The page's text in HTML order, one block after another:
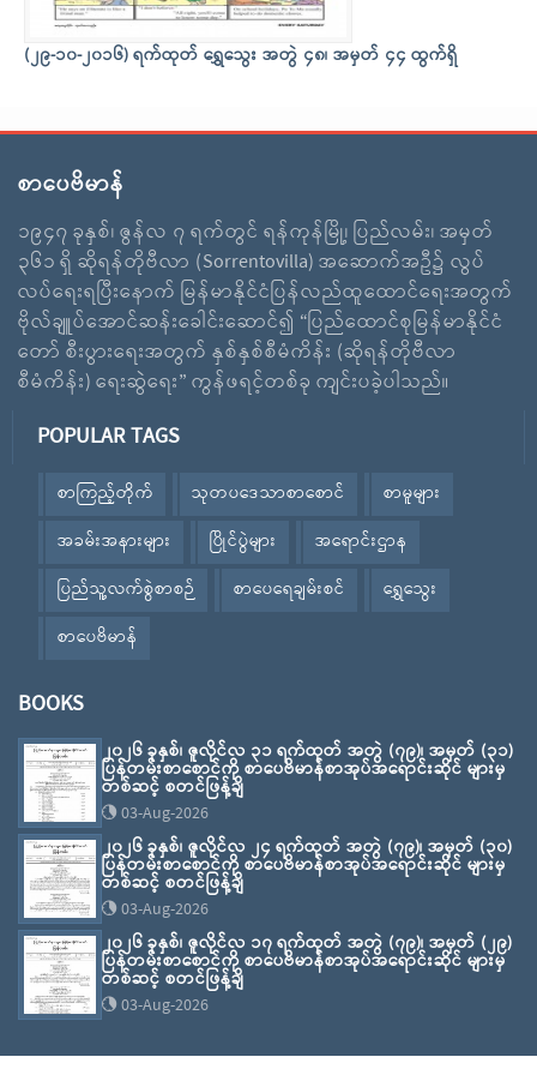
(၂၉-၁၀-၂၀၁၆) ရက်ထုတ် ရွှေသွေး အတွဲ ၄၈၊ အမှတ် ၄၄ ထွက်ရှိ
စာပေဗိမာန်
၁၉၄၇ ခုနှစ်၊ ဇွန်လ ၇ ရက်တွင် ရန်ကုန်မြို့၊ ပြည်လမ်း၊ အမှတ်
၃၆၁ ရှိ ဆိုရန်တိုဗီလာ (Sorrentovilla) အဆောက်အဦ၌ လွပ်
လပ်ရေးရပြီးနောက် မြန်မာနိုင်ငံပြန်လည်ထူထောင်ရေးအတွက်
ဗိုလ်ချူပ်အောင်ဆန်းခေါင်းဆောင်၍ “ပြည်ထောင်စုမြန်မာနိုင်ငံ
တော် စီးပွားရေးအတွက် နှစ်နှစ်စီမံကိန်း (ဆိုရန်တိုဗီလာ
စီမံကိန်း) ရေးဆွဲရေး” ကွန်ဖရင့်တစ်ခု ကျင်းပခဲ့ပါသည်။
POPULAR TAGS
စာကြည့်တိုက် သုတပဒေသာစာစောင်
စာမူများ
အခမ်းအနားများ
ပြိုင်ပွဲများ
အရောင်းဌာန
ပြည်သူ့လက်စွဲစာစဉ်
စာပေရေချမ်းစင်
ရွှေသွေး
စာပေဗိမာန်
BOOKS
၂၀၂၆ ခုနှစ်၊ ဇူလိုင်လ ၃၁ ရက်ထုတ် အတွဲ (၇၉)၊ အမှတ် (၃၁)
ပြန်တမ်းစာစောင်ကို စာပေဗိမာန်စာအုပ်အရောင်းဆိုင် များမှ
တစ်ဆင့် စတင်ဖြန့်ချိ
03-Aug-2026
၂၀၂၆ ခုနှစ်၊ ဇူလိုင်လ ၂၄ ရက်ထုတ် အတွဲ (၇၉)၊ အမှတ် (၃၀)
ပြန်တမ်းစာစောင်ကို စာပေဗိမာန်စာအုပ်အရောင်းဆိုင် များမှ
တစ်ဆင့် စတင်ဖြန့်ချိ
03-Aug-2026
၂၀၂၆ ခုနှစ်၊ ဇူလိုင်လ ၁၇ ရက်ထုတ် အတွဲ (၇၉)၊ အမှတ် (၂၉)
ပြန်တမ်းစာစောင်ကို စာပေဗိမာန်စာအုပ်အရောင်းဆိုင် များမှ
တစ်ဆင့် စတင်ဖြန့်ချိ
03-Aug-2026